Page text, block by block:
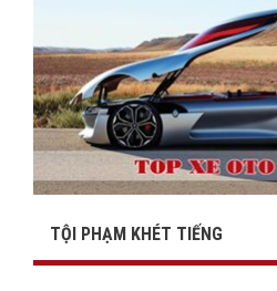
TỘI PHẠM KHÉT TIẾNG